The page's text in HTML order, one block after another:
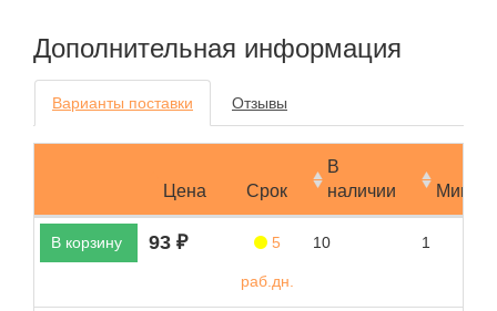
Дополнительная информация
Варианты поставки Отзывы
Цена Срок
В
наличии
В корзину 93 ₽ 5
раб.дн.
10 1